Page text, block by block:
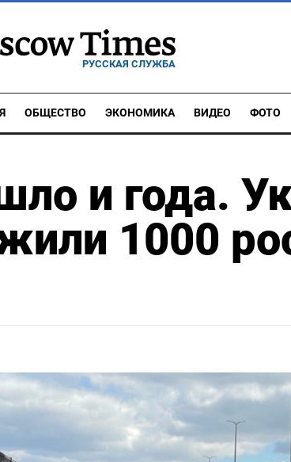
РУССКАЯ СЛУЖБА
ОБЩЕСТВО ЭКОНОМИКА ВИДЕО ФОТО
и года.
1000